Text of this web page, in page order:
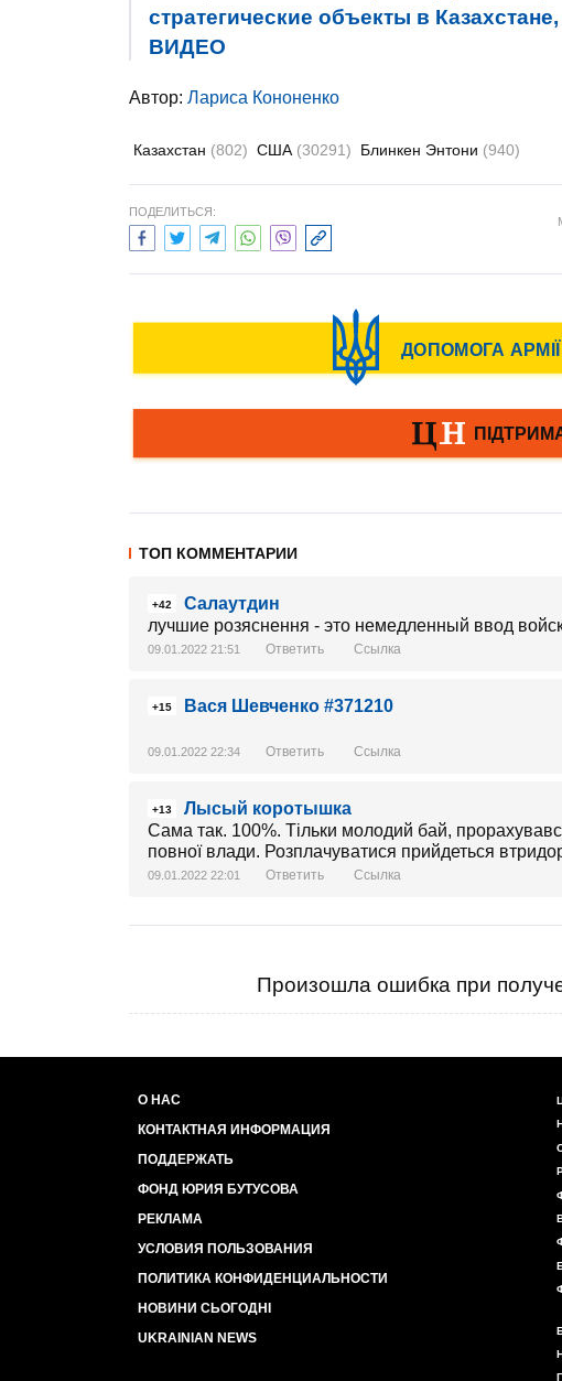
стратегические объекты в
ВИДЕО
Автор: Лариса Кононенко
Казахстан (802) США (30291) Блинкен Энтони (940)
ПОДЕЛИТЬСЯ:
ТОП КОММЕНТАРИИ
+42
Салаутдин
лучшие розяснення - это немедленный ввод
09.01.2022 21:51 Ответить Ссылка
+15 Вася Шевченко #371210
09.01.2022 22:34 Ответить Ссылка
+13
Лысый коротышка
Сама так. 100%. Тільки молодий бай,
повної влади. Розплачуватися прийдеться
09.01.2022 22:01 Ответить Ссылка
Произошла ошибка при
О НАС
КОНТАКТНАЯ ИНФОРМАЦИЯ
ПОДДЕРЖАТЬ
ФОНД ЮРИЯ БУТУСОВА
РЕКЛАМА
УСЛОВИЯ ПОЛЬЗОВАНИЯ
ПОЛИТИКА КОНФИДЕНЦИАЛЬНОСТИ
НОВИНИ СЬОГОДНІ
UKRAINIAN NEWS